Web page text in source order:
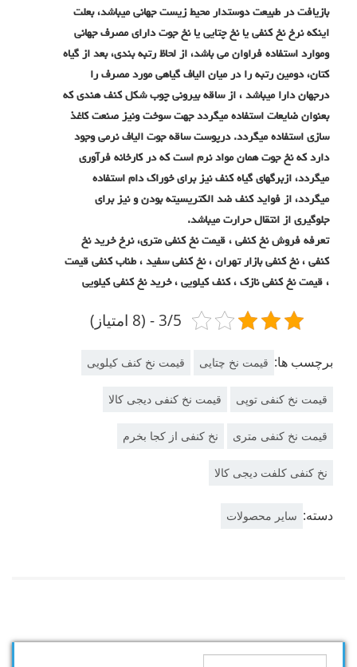
بازیافت در طبیعت دوستدار محیط زیست جهانی میباشد، بعلت
اینکه نرخ نخ کنفی یا نخ چتایی یا نخ جوت دارای مصرف جهانی
وموارد استفاده فراوان می باشد، از لحاظ رتبه بندی، بعد از گیاه
کتان، دومین رتبه را در میان الیاف گیاهی مورد مصرف را
درجهان دارا میباشد ، از ساقه بیرونی چوب شکل کنف هندی که
بعنوان ضایعات استفاده میگردد جهت سوخت ونیز صنعت کاغذ
سازی استفاده میگردد. درپوست ساقه جوت الیاف نرمی وجود
دارد که نخ جوت همان مواد نرم است که در کارخانه فرآوری
میگردد، ازبرگهای گیاه کنف نیز برای خوراک دام استفاده
میگردد، از فواید کنف ضد الکتریسیته بودن و نیز برای
جلوگیری از انتقال حرارت میباشد.
تعرفه فروش نخ کنفی ، قیمت نخ کنفی متری، نرخ خرید نخ
کنفی ، نخ کنفی بازار تهران ، نخ کنفی سفید ، طناب کنفی قیمت
، قیمت نخ کنفی نازک ، کنف کیلویی ، خرید نخ کنفی کیلویی
3/5 - (8 امتیاز)
برچسب ها: قیمت نخ چتایی قیمت نخ کنف کیلویی
قیمت نخ کنفی توپی قیمت نخ کنفی دیجی کالا
قیمت نخ کنفی متری نخ کنفی از کجا بخرم
نخ کنفی کلفت دیجی کالا
دسته: سایر محصولات